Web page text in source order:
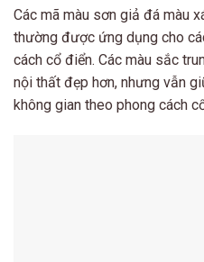
Các mã màu sơn giả đá màu
thường được ứng dụng cho
cách cổ điển. Các màu sắc
nội thất đẹp hơn, nhưng vẫn
không gian theo phong cách